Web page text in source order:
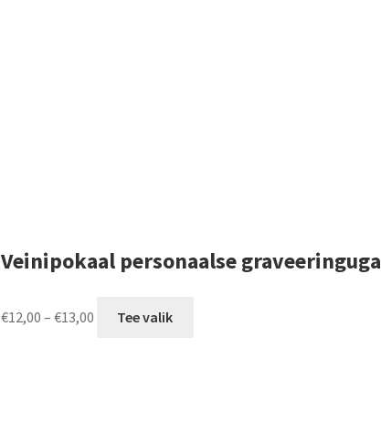
Veinipokaal personaalse graveeringuga
€12,00 – €13,00 Tee valik